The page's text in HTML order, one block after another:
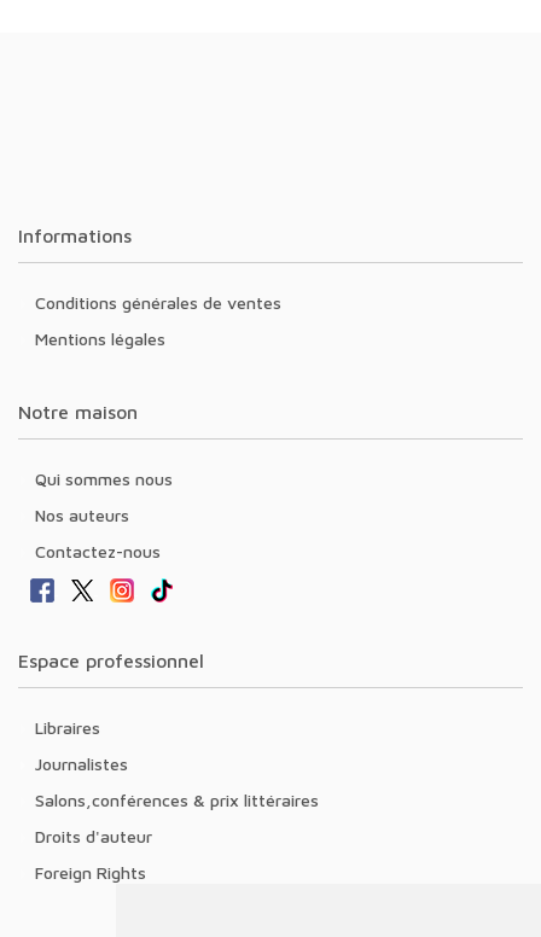
Informations
Conditions générales de ventes
Mentions légales
Notre maison
Qui sommes nous
Nos auteurs
Contactez-nous
Espace professionnel
Libraires
Journalistes
Salons,conférences & prix littéraires
Droits d'auteur
Foreign Rights